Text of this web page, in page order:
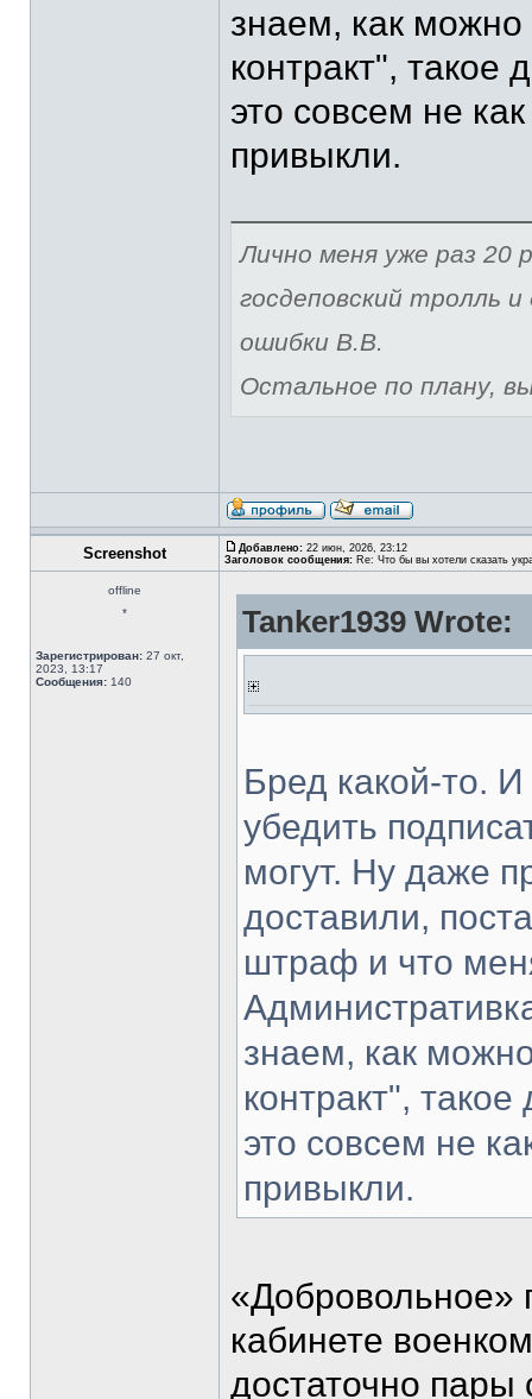
знаем, как
контракт", такое
это совсем не
привыкли.
Лично меня уже раз 20
госдеповский тролль
ошибки В.В.
Остальное по плану,
Screenshot Добавлено: 22 июн, 2026, 23:12
Заголовок сообщения: Re: Что бы вы хотели сказать
offline
*
Зарегистрирован: 27 окт,
2023, 13:17
Сообщения: 140
Tanker1939 Wrote:
Бред какой-то.
убедить
могут. Ну даже
доставили,
штраф и что
знаем, как
контракт",
это совсем не
привыкли.
«Добровольное»
кабинете
достаточно пары